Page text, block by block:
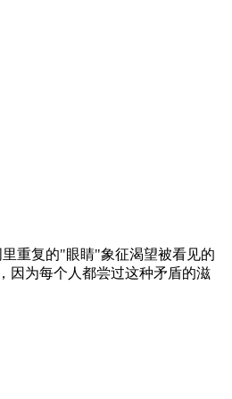
重复的"眼睛"象征渴望被看见的
因为每个人都尝过这种矛盾的滋